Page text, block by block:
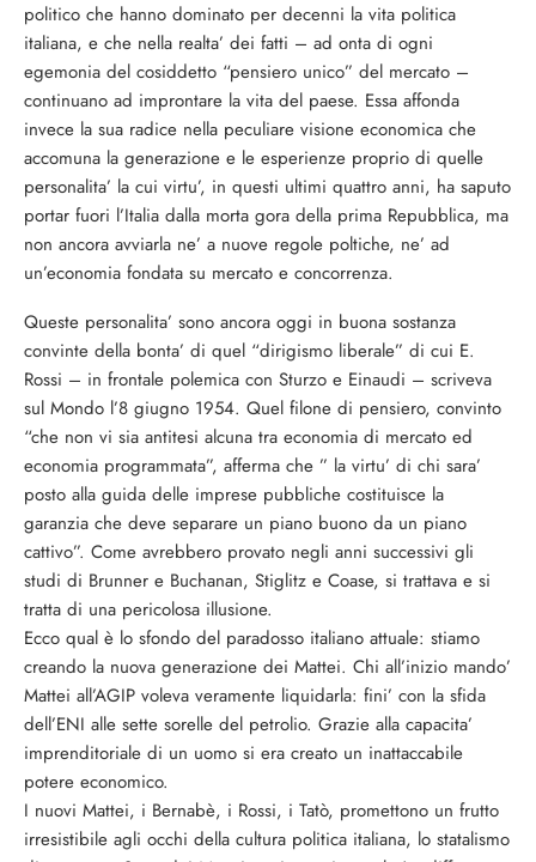
politico che hanno dominato per decenni la vita politica
italiana, e che nella realta’ dei fatti – ad onta di ogni
egemonia del cosiddetto “pensiero unico” del mercato –
continuano ad improntare la vita del paese. Essa affonda
invece la sua radice nella peculiare visione economica che
accomuna la generazione e le esperienze proprio di quelle
personalita’ la cui virtu’, in questi ultimi quattro anni, ha saputo
portar fuori l’Italia dalla morta gora della prima Repubblica, ma
non ancora avviarla ne’ a nuove regole poltiche, ne’ ad
un’economia fondata su mercato e concorrenza.
Queste personalita’ sono ancora oggi in buona sostanza
convinte della bonta’ di quel “dirigismo liberale” di cui E.
Rossi – in frontale polemica con Sturzo e Einaudi – scriveva
sul Mondo l’8 giugno 1954. Quel filone di pensiero, convinto
“che non vi sia antitesi alcuna tra economia di mercato ed
economia programmata”, afferma che ” la virtu’ di chi sara’
posto alla guida delle imprese pubbliche costituisce la
garanzia che deve separare un piano buono da un piano
cattivo”. Come avrebbero provato negli anni successivi gli
studi di Brunner e Buchanan, Stiglitz e Coase, si trattava e si
tratta di una pericolosa illusione.
Ecco qual è lo sfondo del paradosso italiano attuale: stiamo
creando la nuova generazione dei Mattei. Chi all’inizio mando’
Mattei all’AGIP voleva veramente liquidarla: fini’ con la sfida
dell’ENI alle sette sorelle del petrolio. Grazie alla capacita’
imprenditoriale di un uomo si era creato un inattaccabile
potere economico.
I nuovi Mattei, i Bernabè, i Rossi, i Tatò, promettono un frutto
irresistibile agli occhi della cultura politica italiana, lo statalismo